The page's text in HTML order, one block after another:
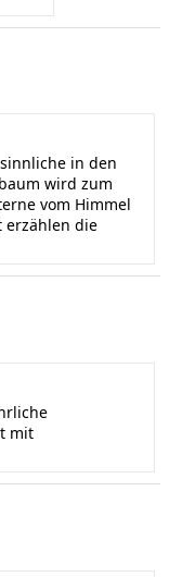
in den
wird zum
vom Himmel
erzählen die
mit